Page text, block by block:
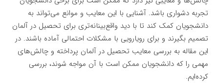
تجربه دشواری باشد. آشنایی با این معایب و موانع می‌تواند به
دانشجویان کمک کند تا با دید واقع‌بینانه‌تری برای تحصیل در آلمان
تصمیم بگیرند و برای رویارویی با مشکلات احتمالی آماده باشند. در
این مقاله به بررسی معایب تحصیل در آلمان پرداخته و چالش‌های
مهمی را که دانشجویان ممکن است با آن مواجه شوند، بررسی
کرده‌ایم.